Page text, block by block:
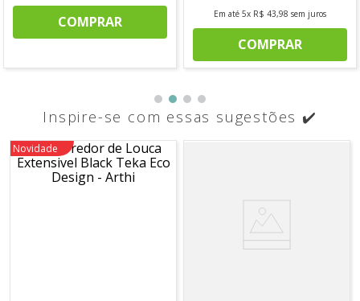
COMPRAR Em até 5x R$ 43,98 sem juros
COMPRAR
Inspire-se com essas sugestões ✔️
Novidade